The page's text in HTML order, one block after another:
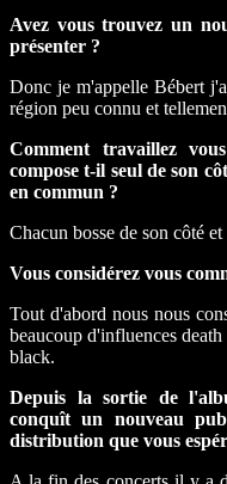
Avez vous trouvez un
présenter ?
Donc je m'appelle Bébert
région peu connu et
Comment travaillez
compose t-il seul de son
en commun ?
Chacun bosse de son côté
Vous considérez vous
Tout d'abord nous nous
beaucoup d'influences
black.
Depuis la sortie de
conquît un nouveau
distribution que vous